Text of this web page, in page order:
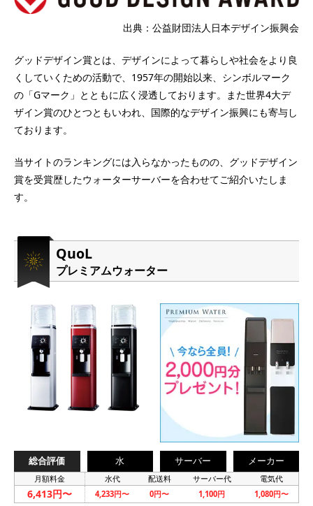
出典：公益財団法人日本デザイン振興会
グッドデザイン賞とは、デザインによって暮らしや社会をより良
くしていくための活動で、1957年の開始以来、シンボルマーク
の「Gマーク」とともに広く浸透しております。また世界4大デ
ザイン賞のひとつともいわれ、国際的なデザイン振興にも寄与し
ております。
当サイトのランキングには入らなかったものの、グッドデザイン
賞を受賞歴したウォーターサーバーを合わせてご紹介いたしま
す。
QuoL
プレミアムウォーター
総合評価 水 サーバー メーカー
月額料金 水代 配送料 サーバー代 電気代
6,413円〜 4,233円〜 0円〜 1,100円 1,080円〜